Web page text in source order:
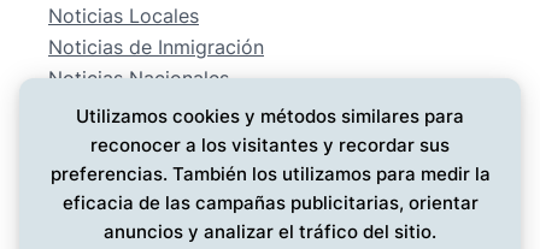
Noticias Locales
Noticias de Inmigración
Noticias Nacionales
Deportes
Entretenimiento
EMPRESA
Conócenos
Política de Privacidad
Utilizamos cookies y métodos similares para
reconocer a los visitantes y recordar sus
preferencias. También los utilizamos para medir la
eficacia de las campañas publicitarias, orientar
anuncios y analizar el tráfico del sitio.